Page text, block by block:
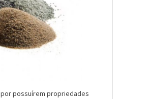
possuírem propriedades